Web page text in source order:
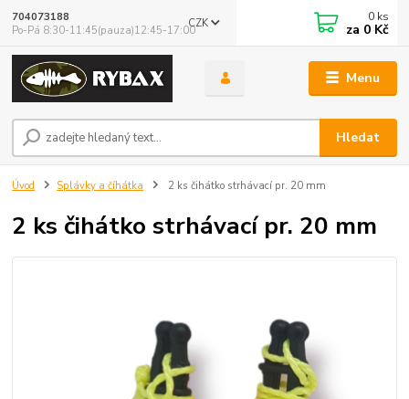
Menu
CZK
Hledat
704073188
Po-Pá 8:30-11:45(pauza)12:45-17:00
0 ks
za 0 Kč
Úvod Splávky a číhátka 2 ks čihátko strhávací pr. 20 mm
2 ks čihátko strhávací pr. 20 mm